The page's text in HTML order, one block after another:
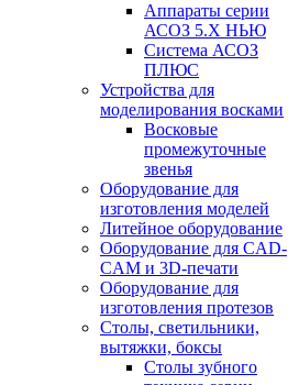
Аппараты серии
АСОЗ 5.Х НЬЮ
Система АСОЗ
ПЛЮС
Устройства для
моделирования восками
Восковые
промежуточные
звенья
Оборудование для
изготовления моделей
Литейное оборудование
Оборудование для CAD-
CAM и 3D-печати
Оборудование для
изготовления протезов
Cтолы, светильники,
вытяжки, боксы
Столы зубного